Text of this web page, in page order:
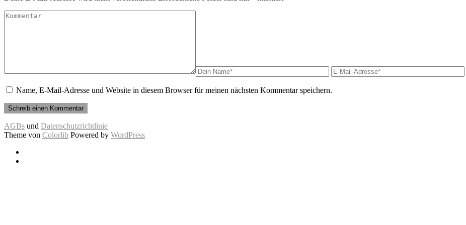
Name, E-Mail-Adresse und Website in diesem Browser für meinen nächsten Kommentar speichern.
AGBs und Datenschutzrichtlinie
Theme von Colorlib Powered by WordPress